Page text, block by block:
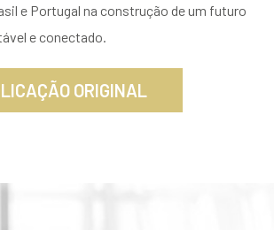
e Portugal na construção de um futuro
e conectado.
ORIGINAL